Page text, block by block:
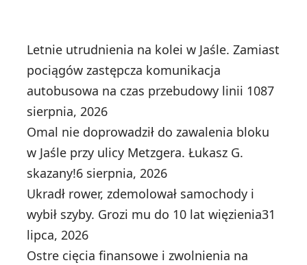
Letnie utrudnienia na kolei w Jaśle. Zamiast
pociągów zastępcza komunikacja
autobusowa na czas przebudowy linii 1087
sierpnia, 2026
Omal nie doprowadził do zawalenia bloku
w Jaśle przy ulicy Metzgera. Łukasz G.
skazany!6 sierpnia, 2026
Ukradł rower, zdemolował samochody i
wybił szyby. Grozi mu do 10 lat więzienia31
lipca, 2026
Ostre cięcia finansowe i zwolnienia na